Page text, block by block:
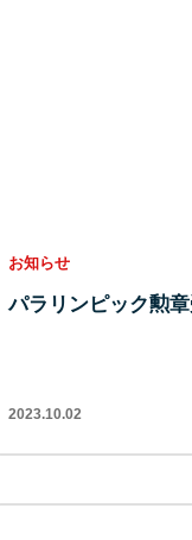
お知らせ
パラリンピック勲
2023.10.02